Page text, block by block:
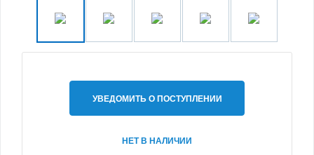
УВЕДОМИТЬ О ПОСТУПЛЕНИИ
НЕТ В НАЛИЧИИ